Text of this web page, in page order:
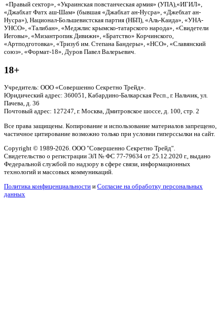
«Правый сектор», «Украинская повстанческая армия» (УПА),«ИГИЛ»,
«Джабхат Фатх аш-Шам» (бывшая «Джабхат ан-Нусра», «Джебхат ан-
Нусра»), Национал-Большевистская партия (НБП), «Аль-Каида», «УНА-
УНСО», «Талибан», «Меджлис крымско-татарского народа», «Свидетели
Иеговы», «Мизантропик Дивижн», «Братство» Корчинского,
«Артподготовка», «Тризуб им. Степана Бандеры», «НСО», «Славянский
союз», «Формат-18», Дуров Павел Валерьевич.
18+
Учредитель: ООО «Совершенно Секретно Трейд».
Юридический адрес: 360051, Кабардино-Балкарская Респ., г. Нальчик, ул.
Пачева, д. 36
Почтовый адрес: 127247, г. Москва, Дмитровское шоссе, д. 100, стр. 2
Все права защищены. Копирование и использование материалов запрещено,
частичное цитирование возможно только при условии гиперссылки на сайт.
Copyright © 1989-2026. ООО "Совершенно Секретно Трейд".
Свидетельство о регистрации ЭЛ № ФС 77-79634 от 25.12.2020 г., выдано
Федеральной службой по надзору в сфере связи, информационных
технологий и массовых коммуникаций.
Политика конфиценциальности и Согласие на обработку персональных
данных